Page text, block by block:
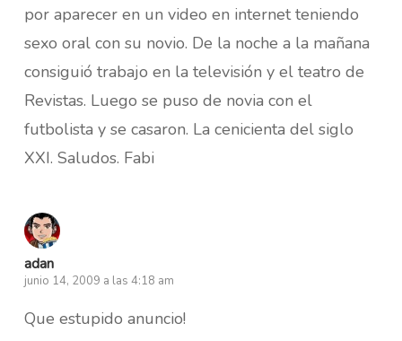
por aparecer en un video en internet teniendo
sexo oral con su novio. De la noche a la mañana
consiguió trabajo en la televisión y el teatro de
Revistas. Luego se puso de novia con el
futbolista y se casaron. La cenicienta del siglo
XXI. Saludos. Fabi
adan
junio 14, 2009 a las 4:18 am
Que estupido anuncio!